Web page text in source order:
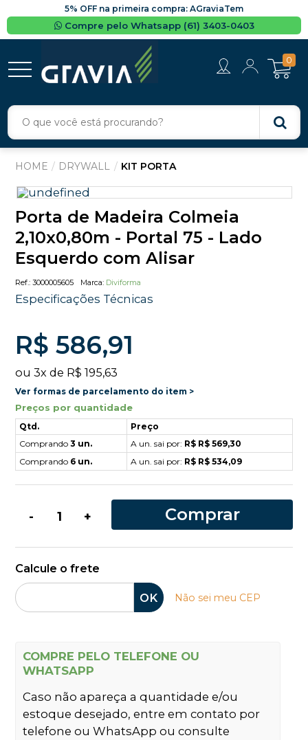
5% OFF na primeira compra: AGraviaTem
Compre pelo Whatsapp (61) 3403-0403
0
DRYWALL KIT PORTA
Porta de Madeira Colmeia
2,10x0,80m - Portal 75 - Lado
Esquerdo com Alisar
3000005605 Diviforma
Especificações Técnicas
R$ 586,91
ou 3x de R$ 195,63
Ver formas de parcelamento do item >
Preços por quantidade
Qtd.
Preço
Comprando 3 un. A un. sai por: R$ R$ 569,30
Comprando 6 un. A un. sai por: R$ R$ 534,09
- + Comprar
Calcule o frete
OK Não sei meu CEP
COMPRE PELO TELEFONE OU
WHATSAPP
Caso não apareça a quantidade e/ou
estoque desejado, entre em contato por
telefone ou WhatsApp ou consulte